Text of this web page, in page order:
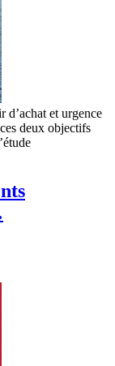
d’achat et urgence
deux objectifs